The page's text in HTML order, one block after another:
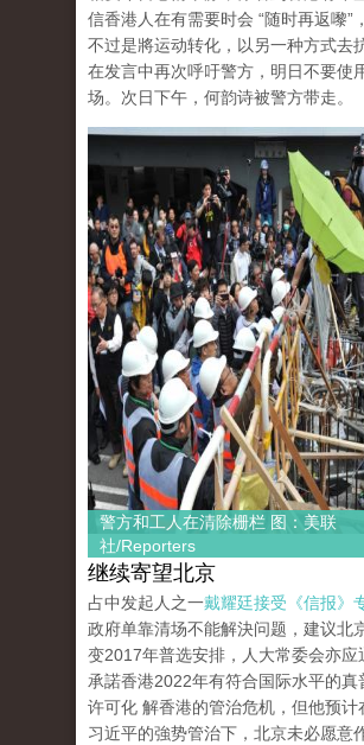
信香港人在有需要时会 “随时再返嚟”
不过是將运动转化，以另一种方式去
在发言中再次呼吁警方，明日不要使
场。次日下午，何韵诗被警方带走。
警方和工人在清除栅栏 图：美联
社/Reporters
继续寄望北京
占中发起人之一戴耀廷接受《信报》
政府单靠清场不能解決问题，建议北
变2017年普选安排，人大常委会亦应
承諾香港2022年有符合国际水平的真
许可化 解香港的管治危机，但他预计
习近平的強势管治下，北京未必愿意